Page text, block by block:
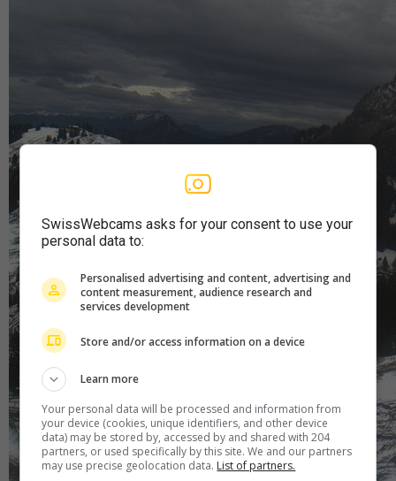
SwissWebcams asks for your consent to use your
personal data to:
Personalised advertising and content, advertising and
content measurement, audience research and
services development
Store and/or access information on a device
Learn more
Your personal data will be processed and information from
your device (cookies, unique identifiers, and other device
data) may be stored by, accessed by and shared with 204
partners, or used specifically by this site. We and our partners
may use precise geolocation data. List of partners.